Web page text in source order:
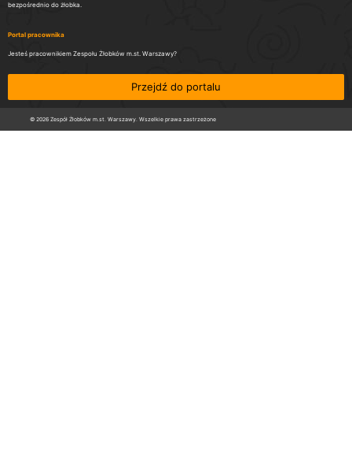
bezpośrednio do żłobka.
Portal pracownika
Jesteś pracownikiem Zespołu Żłobków m.st. Warszawy?
Przejdź do portalu
© 2026 Zespół Żłobków m.st. Warszawy. Wszelkie prawa zastrzeżone